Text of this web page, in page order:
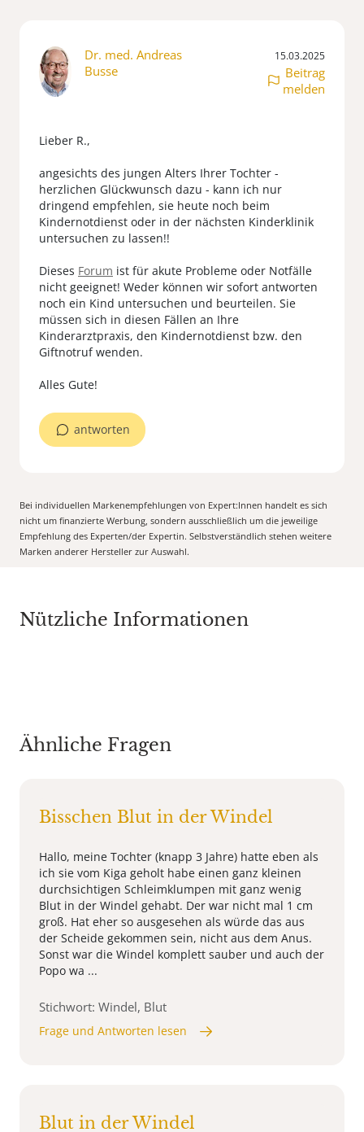
Dr. med. Andreas
Busse
15.03.2025
Beitrag
melden
Lieber R.,
angesichts des jungen Alters Ihrer Tochter -
herzlichen Glückwunsch dazu - kann ich nur
dringend empfehlen, sie heute noch beim
Kindernotdienst oder in der nächsten Kinderklinik
untersuchen zu lassen!!
Dieses Forum ist für akute Probleme oder Notfälle
nicht geeignet! Weder können wir sofort antworten
noch ein Kind untersuchen und beurteilen. Sie
müssen sich in diesen Fällen an Ihre
Kinderarztpraxis, den Kindernotdienst bzw. den
Giftnotruf wenden.
antworten
Bei individuellen Markenempfehlungen von Expert:Innen handelt es sich
nicht um finanzierte Werbung, sondern ausschließlich um die jeweilige
Empfehlung des Experten/der Expertin. Selbstverständlich stehen weitere
Marken anderer Hersteller zur Auswahl.
Nützliche Informationen
Ähnliche Fragen
Bisschen Blut in der Windel
Hallo, meine Tochter (knapp 3 Jahre) hatte eben als
ich sie vom Kiga geholt habe einen ganz kleinen
durchsichtigen Schleimklumpen mit ganz wenig
Blut in der Windel gehabt. Der war nicht mal 1 cm
groß. Hat eher so ausgesehen als würde das aus
der Scheide gekommen sein, nicht aus dem Anus.
Sonst war die Windel komplett sauber und auch der
Popo wa ...
Stichwort: Windel, Blut
Frage und Antworten lesen
Blut in der Windel